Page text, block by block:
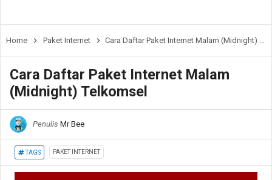
Home Paket Internet Cara Daftar Paket Internet Malam (Midnight) Telkomsel
Cara Daftar Paket Internet Malam
(Midnight) Telkomsel
Penulis Mr Bee
TAGS PAKET INTERNET